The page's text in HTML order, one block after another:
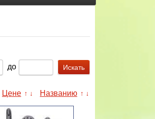
до
Цене ↑ ↓ Названию ↑ ↓